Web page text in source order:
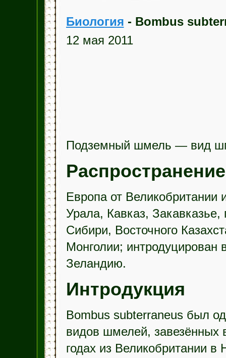
Биология - Bombus
12 мая 2011
Подземный шмель — вид
Распространение
Европа от Великобритании
Урала, Кавказ,
Сибири, Восточного
Монголии; интродуцирован
Зеландию.
Интродукция
Bombus subterraneus был
видов шмелей, завезённых
годах из Великобритании в